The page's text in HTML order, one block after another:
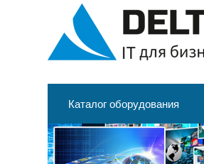
Каталог оборудования